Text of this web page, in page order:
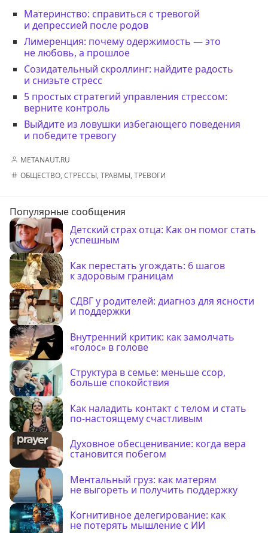
Материнство: справиться с тревогой
и депрессией после родов
Лимеренция: почему одержимость — это
не любовь, а прошлое
Созидательный скроллинг: найдите радость
и снизьте стресс
5 простых стратегий управления стрессом:
верните контроль
Выйдите из ловушки избегающего поведения
и победите тревогу
METANAUT.RU
ОБЩЕСТВО,СТРЕССЫ,ТРАВМЫ,ТРЕВОГИ
Популярные сообщения
Детский страх отца: Как он помог стать
успешным
Как перестать угождать: 6 шагов
к здоровым границам
СДВГ у родителей: диагноз для ясности
и поддержки
Внутренний критик: как замолчать
«голос» в голове
Структура в семье: меньше ссор,
больше спокойствия
Как наладить контакт с телом и стать
по-настоящему счастливым
Духовное обесценивание: когда вера
становится побегом
Ментальный груз: как матерям
не выгореть и получить поддержку
Когнитивное делегирование: как
не потерять мышление с ИИ